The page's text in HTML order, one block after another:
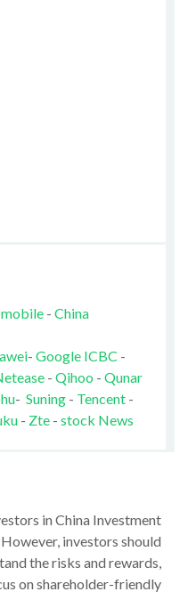
- China
- Google ICBC -
- Qihoo - Qunar
- Suning- Tencent-
- Zte- stock News
in China Investment
investors should
the risks and rewards,
on shareholder-friendly